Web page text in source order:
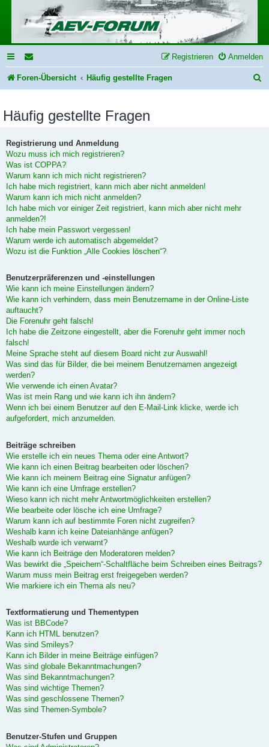
Anmelden
Registrieren
Foren-Übersicht Häufig gestellte Fragen
Häufig gestellte Fragen
Registrierung und Anmeldung
Wozu muss ich mich registrieren?
Was ist COPPA?
Warum kann ich mich nicht registrieren?
Ich habe mich registriert, kann mich aber nicht anmelden!
Warum kann ich mich nicht anmelden?
Ich habe mich vor einiger Zeit registriert, kann mich aber nicht mehr
anmelden?!
Ich habe mein Passwort vergessen!
Warum werde ich automatisch abgemeldet?
Wozu ist die Funktion „Alle Cookies löschen“?
Benutzerpräferenzen und -einstellungen
Wie kann ich meine Einstellungen ändern?
Wie kann ich verhindern, dass mein Benutzername in der Online-Liste
auftaucht?
Die Forenuhr geht falsch!
Ich habe die Zeitzone eingestellt, aber die Forenuhr geht immer noch
falsch!
Meine Sprache steht auf diesem Board nicht zur Auswahl!
Was sind das für Bilder, die bei meinem Benutzernamen angezeigt
werden?
Wie verwende ich einen Avatar?
Was ist mein Rang und wie kann ich ihn ändern?
Wenn ich bei einem Benutzer auf den E-Mail-Link klicke, werde ich
aufgefordert, mich anzumelden.
Beiträge schreiben
Wie erstelle ich ein neues Thema oder eine Antwort?
Wie kann ich einen Beitrag bearbeiten oder löschen?
Wie kann ich meinem Beitrag eine Signatur anfügen?
Wie kann ich eine Umfrage erstellen?
Wieso kann ich nicht mehr Antwortmöglichkeiten erstellen?
Wie bearbeite oder lösche ich eine Umfrage?
Warum kann ich auf bestimmte Foren nicht zugreifen?
Weshalb kann ich keine Dateianhänge anfügen?
Weshalb wurde ich verwarnt?
Wie kann ich Beiträge den Moderatoren melden?
Was bewirkt die „Speichern“-Schaltfläche beim Schreiben eines Beitrags?
Warum muss mein Beitrag erst freigegeben werden?
Wie markiere ich ein Thema als neu?
Textformatierung und Thementypen
Was ist BBCode?
Kann ich HTML benutzen?
Was sind Smileys?
Kann ich Bilder in meine Beiträge einfügen?
Was sind globale Bekanntmachungen?
Was sind Bekanntmachungen?
Was sind wichtige Themen?
Was sind geschlossene Themen?
Was sind Themen-Symbole?
Benutzer-Stufen und Gruppen